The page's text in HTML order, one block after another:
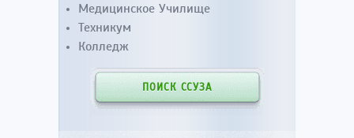
Медицинское Училище
Техникум
Колледж
ПОИСК ССУЗА